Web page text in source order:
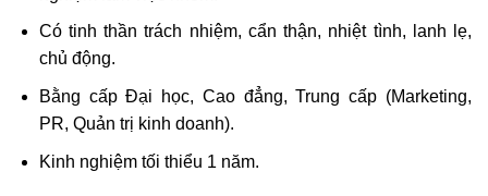
Có tinh thần trách nhiệm, cẩn thận, nhiệt tình, lanh lẹ,
chủ động.
Bằng cấp Đại học, Cao đẳng, Trung cấp (Marketing,
PR, Quản trị kinh doanh).
Kinh nghiệm tối thiểu 1 năm.